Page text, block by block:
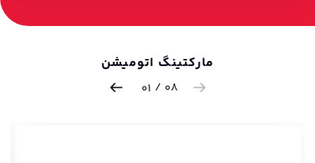
مارکتینگ اتومیشن
08
/